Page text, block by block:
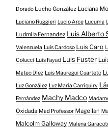
Dorado Lucho González Luciana
Luciano Ruggieri Lucio Arce Lucuma
Ludmila Fernandez Luis Alberto
Valenzuela Luis Cardoso Luis Caro
Colucci Luis Fayad Luis Fuster
Mateo Díez Luis Mauregui Cuarteto
Luz González Luz Maria Carriquiry
Fernández Machy Madco
Oxidada Mad Professor Magellan
Malcolm Galloway Malena